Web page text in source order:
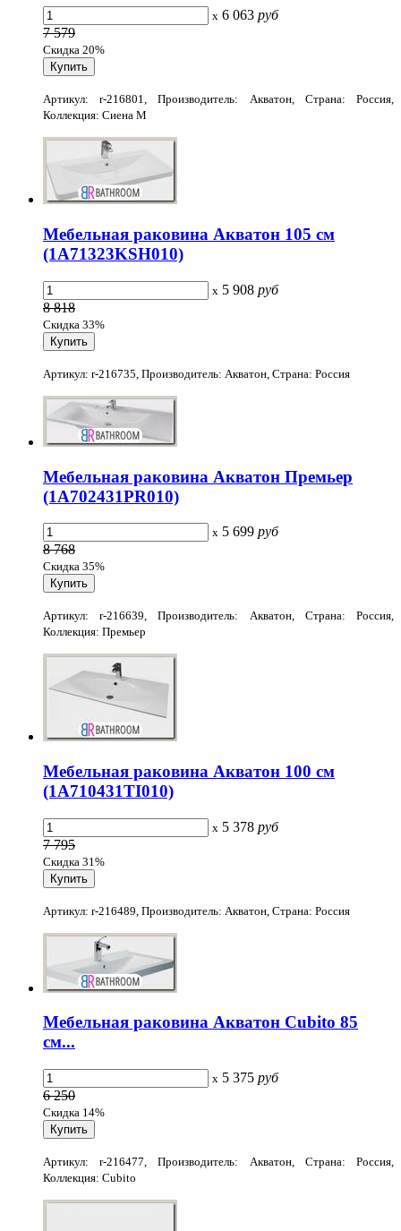
x 6 063 руб
7 579
Скидка 20%
Артикул: r-216801, Производитель: Акватон, Страна: Россия,
Коллекция: Сиена М
Мебельная раковина Акватон 105 см
(1A71323KSH010)
x 5 908 руб
8 818
Скидка 33%
Артикул: r-216735, Производитель: Акватон, Страна: Россия
Мебельная раковина Акватон Премьер
(1A702431PR010)
x 5 699 руб
8 768
Скидка 35%
Артикул: r-216639, Производитель: Акватон, Страна: Россия,
Коллекция: Премьер
Мебельная раковина Акватон 100 см
(1A710431TI010)
x 5 378 руб
7 795
Скидка 31%
Артикул: r-216489, Производитель: Акватон, Страна: Россия
Мебельная раковина Акватон Cubito 85
см...
x 5 375 руб
6 250
Скидка 14%
Артикул: r-216477, Производитель: Акватон, Страна: Россия,
Коллекция: Cubito